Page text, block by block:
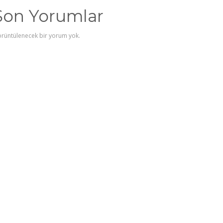
Yorumlar
bir yorum yok.